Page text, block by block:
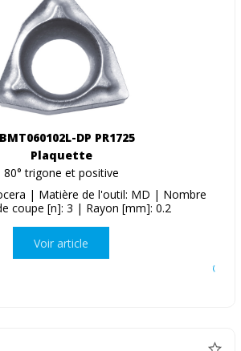
DP PR1725
Plaquette
80° trigone et positive
| Matière de l'outil: MD | Nombre
coupe [n]: 3 | Rayon [mm]: 0.2
Voir article